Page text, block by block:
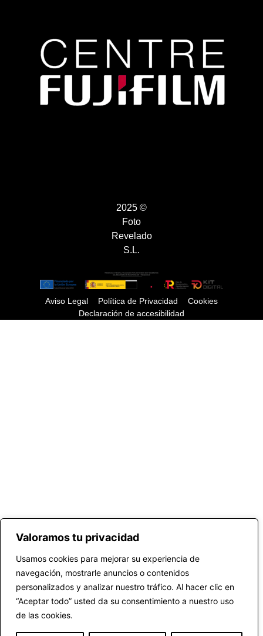
Valoramos tu privacidad
Usamos cookies para mejorar su experiencia de
navegación, mostrarle anuncios o contenidos
personalizados y analizar nuestro tráfico. Al hacer clic en
“Aceptar todo” usted da su consentimiento a nuestro uso
de las cookies.
2025 ©
Foto
Revelado
S.L.
Aviso Legal Política de Privacidad
Cookies
Declaración de accesibilidad